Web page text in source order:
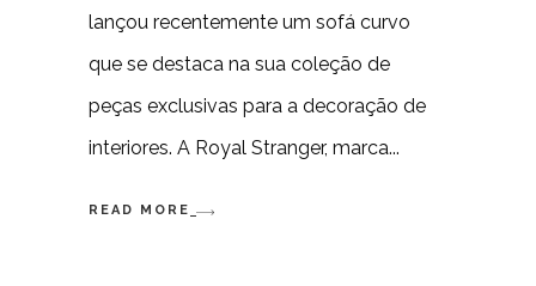
lançou recentemente um sofá curvo
que se destaca na sua coleção de
peças exclusivas para a decoração de
interiores. A Royal Stranger, marca
READ MORE